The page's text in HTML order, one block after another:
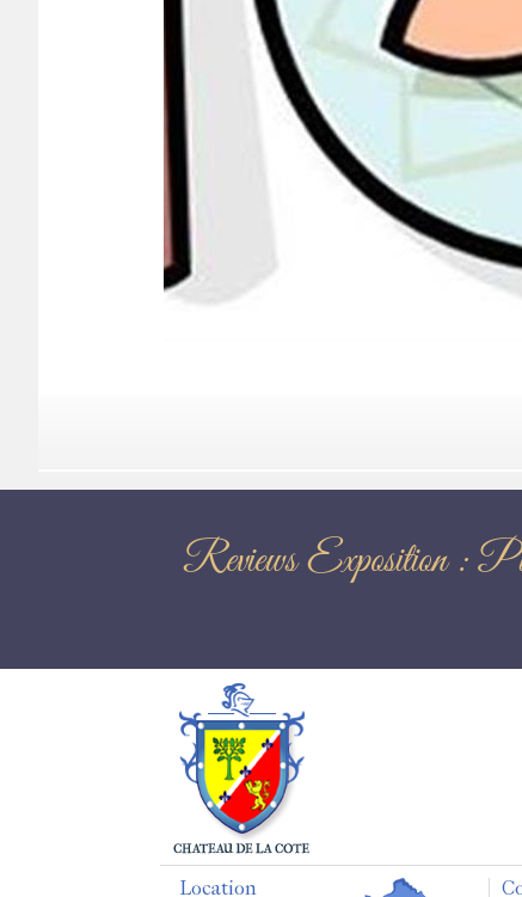
Reviews
Location